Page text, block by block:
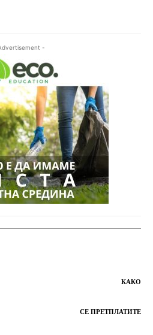
-
КАКО
СЕ ПРЕТПЛАТИТЕ